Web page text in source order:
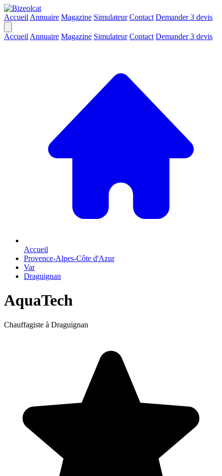
Accueil Annuaire Magazine Simulateur Contact Demander 3 devis
Accueil Annuaire Magazine Simulateur Contact Demander 3 devis
Accueil
Provence-Alpes-Côte d'Azur
Var
Draguignan
AquaTech
Chauffagiste à Draguignan